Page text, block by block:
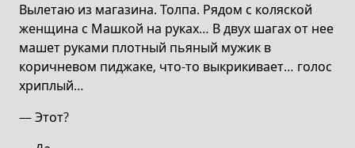
Вылетаю из магазина. Толпа. Рядом с коляской
женщина с Машкой на руках… В двух шагах от нее
машет руками плотный пьяный мужик в
коричневом пиджаке, что-то выкрикивает… голос
хриплый…
— Этот?